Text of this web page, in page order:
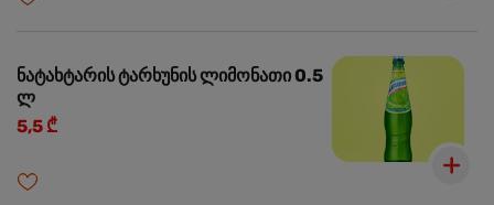
ნატახტარის ტარხუნის ლიმონათი 0.5
ლ
5,5 ₾